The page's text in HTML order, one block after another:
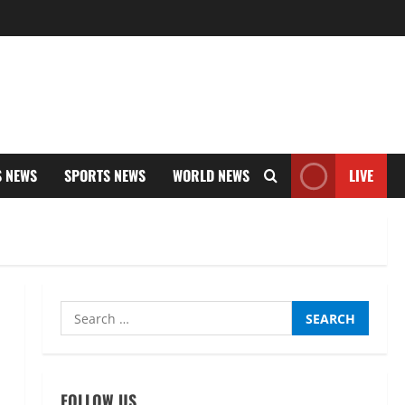
SPORTS NEWS WORLD NEWS LIVE
Search
for: